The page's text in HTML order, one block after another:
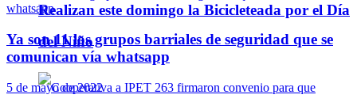
Realizan este domingo la Bicicleteada por el Día
del Niño
Ya son 11 los grupos barriales de seguridad que se
comunican vía whatsapp
5 de mayo de 2022